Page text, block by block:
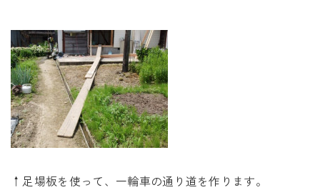
↑足場板を使って、一輪車の通り道を作ります。